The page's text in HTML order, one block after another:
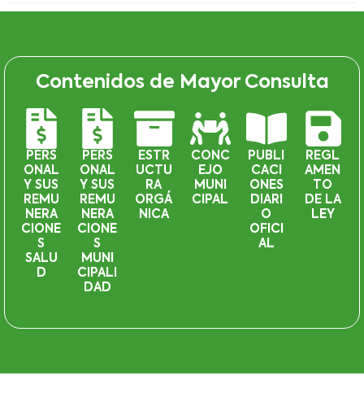
Contenidos de Mayor Consulta
PERS
ONAL
Y SUS
REMU
NERA
CIONE
S
SALU
D
PERS
ONAL
Y SUS
REMU
NERA
CIONE
S
MUNI
CIPALI
DAD
ESTR
UCTU
RA
ORGÁ
NICA
CONC
EJO
MUNI
CIPAL
PUBLI
CACI
ONES
DIARI
O
OFICI
AL
REGL
AMEN
TO
DE LA
LEY